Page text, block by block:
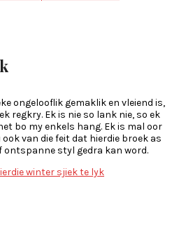
ongelooflik gemaklik en vleiend is,
regkry. Ek is nie so lank nie, so ek
bo my enkels hang. Ek is mal oor
van die feit dat hierdie broek as
ontspanne styl gedra kan word.
winter sjiek te lyk